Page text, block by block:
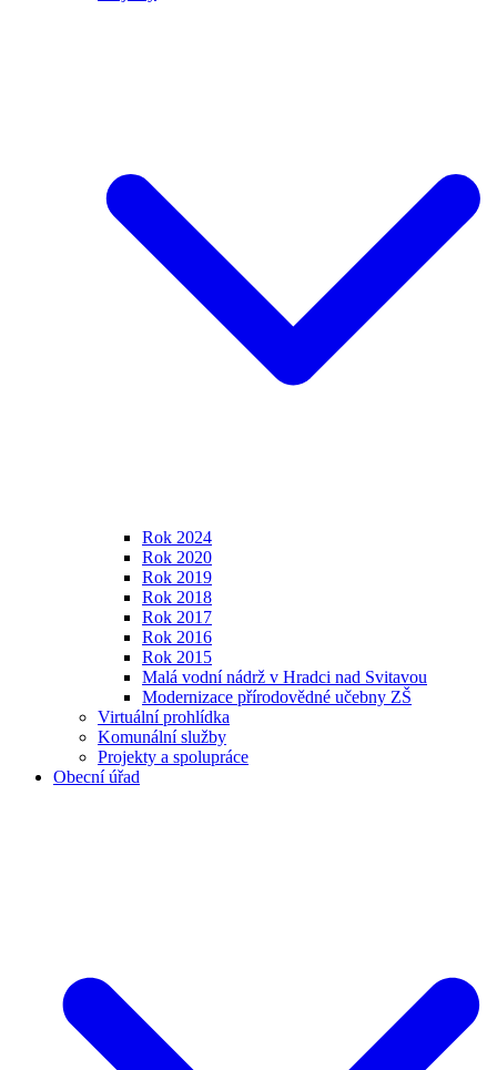
Rok 2024
Rok 2020
Rok 2019
Rok 2018
Rok 2017
Rok 2016
Rok 2015
Malá vodní nádrž v Hradci nad Svitavou
Modernizace přírodovědné učebny ZŠ
Virtuální prohlídka
Komunální služby
Projekty a spolupráce
Obecní úřad